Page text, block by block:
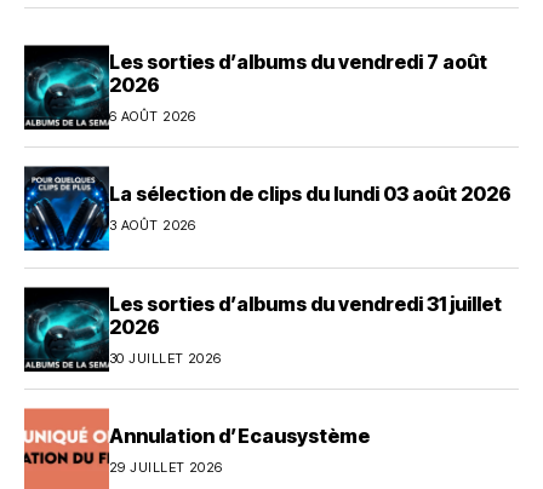
Les sorties d’albums du vendredi 7 août
2026
6 AOÛT 2026
La sélection de clips du lundi 03 août 2026
3 AOÛT 2026
Les sorties d’albums du vendredi 31 juillet
2026
30 JUILLET 2026
Annulation d’Ecausystème
29 JUILLET 2026